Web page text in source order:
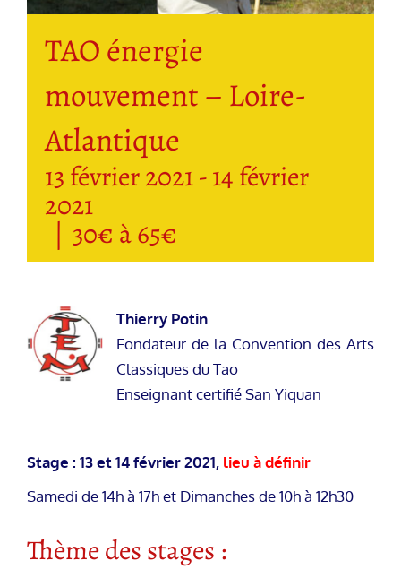
TAO énergie
mouvement – Loire-
Atlantique
13 février 2021-14 février
2021
| 30€ à 65€
Thierry Potin
Fondateur de la Convention des Arts
Classiques du Tao
Enseignant certifié San Yiquan
Stage : 13 et 14 février 2021, lieu à définir
Samedi de 14h à 17h et Dimanches de 10h à 12h30
Thème des stages :